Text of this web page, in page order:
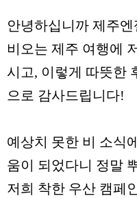
안녕하십니까 제주
비오는 제주 여행에
시고, 이렇게 따뜻한
으로 감사드립니다!
예상치 못한 비 소식
움이 되었다니 정말
저희 착한 우산 캠페